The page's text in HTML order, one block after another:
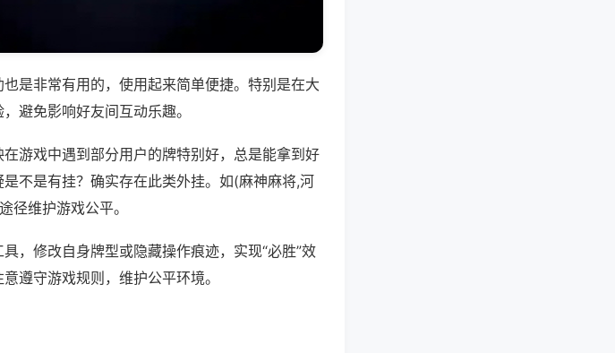
是非常有用的，使用起来简单便捷。特别是在大
避免影响好友间互动乐趣。
游戏中遇到部分用户的牌特别好，总是能拿到好
不是有挂？确实存在此类外挂。如(麻神麻将,河
径维护游戏公平。
，修改自身牌型或隐藏操作痕迹，实现“必胜”效
遵守游戏规则，维护公平环境。